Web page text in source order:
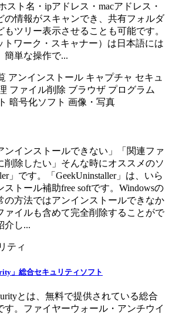
スト名・ipアドレス・macアドレス・
の情報がスキャンでき、共有フォルダ
ツリー表示させることも可能です。
トワーク・スキャナー）は日本語には
簡単な操作で...
アンインストール キャプチャ セキュ
ファイル削除 ブラウザ プログラム
暗号化ソフト 画像・写真
ンインストールできない」「関連ファ
削除したい」そんな時にオススメのソ
」です。「GeekUninstaller」は、いら
トール補助free softです。Windowsの
の方法ではアンインストールできなか
ァイルも含めて完全削除することがで
介し...
ティ
」総合セキュリティソフト
とは、無料で提供されている総合
す。ファイヤーウォール・アンチウイ